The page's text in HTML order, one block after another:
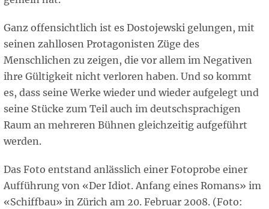
Ganz offensichtlich ist es Dostojewski gelungen, mit
seinen zahllosen Protagonisten Züge des
Menschlichen zu zeigen, die vor allem im Negativen
ihre Gültigkeit nicht verloren haben. Und so kommt
es, dass seine Werke wieder und wieder aufgelegt und
seine Stücke zum Teil auch im deutschsprachigen
Raum an mehreren Bühnen gleichzeitig aufgeführt
werden.
Das Foto entstand anlässlich einer Fotoprobe einer
Aufführung von «Der Idiot. Anfang eines Romans» im
«Schiffbau» in Zürich am 20. Februar 2008. (Foto: